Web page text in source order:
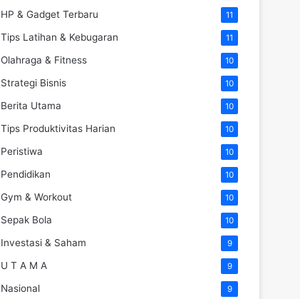
HP & Gadget Terbaru 11
Tips Latihan & Kebugaran 11
Olahraga & Fitness 10
Strategi Bisnis 10
Berita Utama 10
Tips Produktivitas Harian 10
Peristiwa 10
Pendidikan 10
Gym & Workout 10
Sepak Bola 10
Investasi & Saham 9
U T A M A 9
Nasional 9